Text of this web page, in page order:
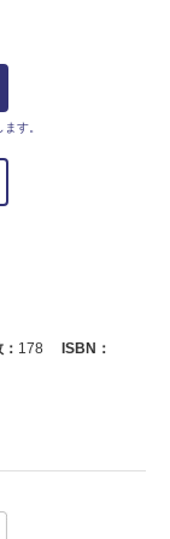
す。
178
ISBN：